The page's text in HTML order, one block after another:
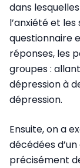
dans
l’anxiété et les
questionnaire
réponses, les
groupes :
dépression à
dépression.
Ensuite, on a
décédées
précisément